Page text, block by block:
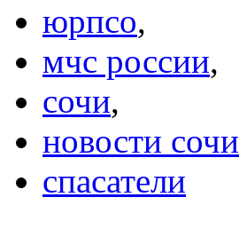
юрпсо,
мчс россии,
сочи,
новости сочи
спасатели